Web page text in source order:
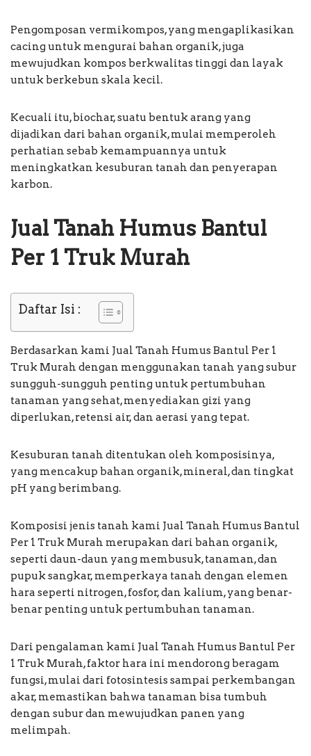
Pengomposan vermikompos, yang mengaplikasikan
cacing untuk mengurai bahan organik, juga
mewujudkan kompos berkwalitas tinggi dan layak
untuk berkebun skala kecil.
Kecuali itu, biochar, suatu bentuk arang yang
dijadikan dari bahan organik, mulai memperoleh
perhatian sebab kemampuannya untuk
meningkatkan kesuburan tanah dan penyerapan
karbon.
Jual Tanah Humus Bantul
Per 1 Truk Murah
Daftar Isi :
Berdasarkan kami Jual Tanah Humus Bantul Per 1
Truk Murah dengan menggunakan tanah yang subur
sungguh-sungguh penting untuk pertumbuhan
tanaman yang sehat, menyediakan gizi yang
diperlukan, retensi air, dan aerasi yang tepat.
Kesuburan tanah ditentukan oleh komposisinya,
yang mencakup bahan organik, mineral, dan tingkat
pH yang berimbang.
Komposisi jenis tanah kami Jual Tanah Humus Bantul
Per 1 Truk Murah merupakan dari bahan organik,
seperti daun-daun yang membusuk, tanaman, dan
pupuk sangkar, memperkaya tanah dengan elemen
hara seperti nitrogen, fosfor, dan kalium, yang benar-
benar penting untuk pertumbuhan tanaman.
Dari pengalaman kami Jual Tanah Humus Bantul Per
1 Truk Murah, faktor hara ini mendorong beragam
fungsi, mulai dari fotosintesis sampai perkembangan
akar, memastikan bahwa tanaman bisa tumbuh
dengan subur dan mewujudkan panen yang
melimpah.